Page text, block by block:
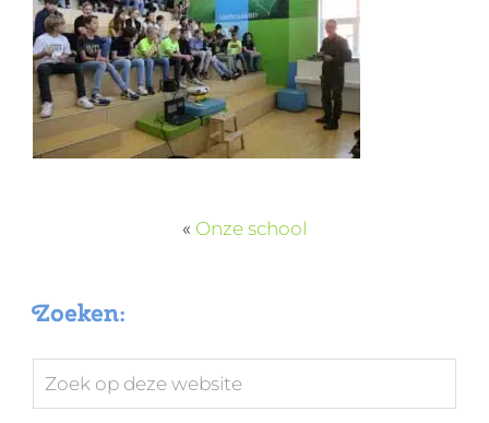
« Onze school
Zoeken:
Zoek
op